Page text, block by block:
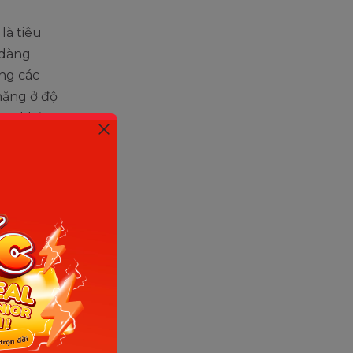
tiêu
các
ở độ
khỏe
luôn có
Con
có sự
gái đã